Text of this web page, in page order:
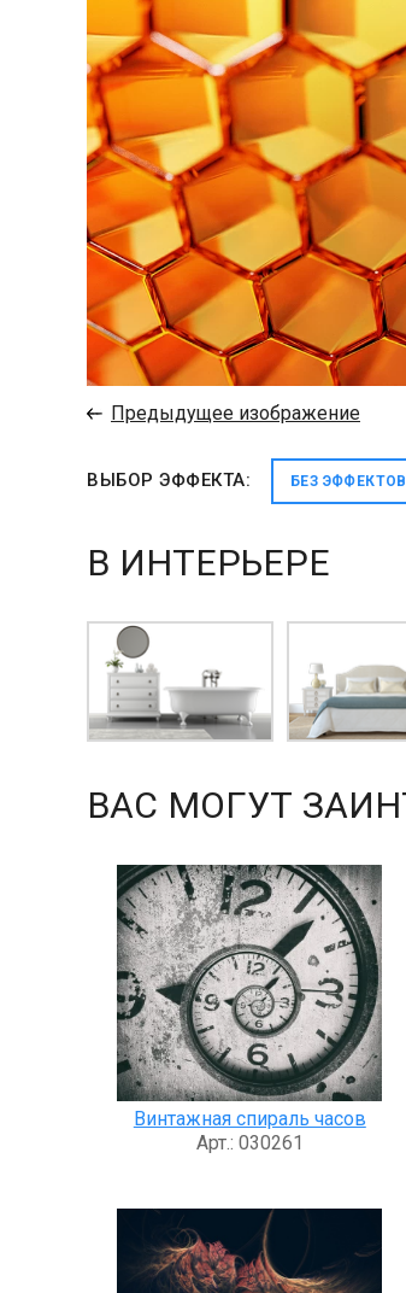
← Предыдущее изображение
ВЫБОР ЭФФЕКТА: БЕЗ ЭФФЕКТОВ
В ИНТЕРЬЕРЕ
ВАС МОГУТ
Винтажная спираль часов
Арт.: 030261